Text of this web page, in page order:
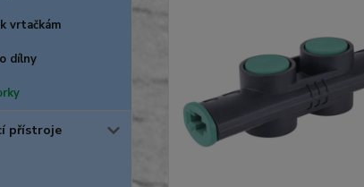
vrtačkám
dílny
přístroje